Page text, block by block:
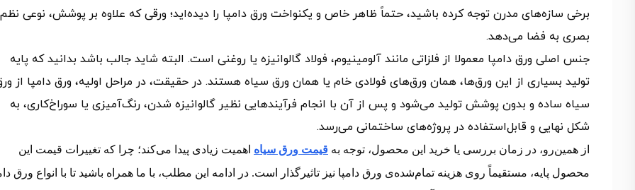
برخی سازه‌های مدرن توجه کرده باشید، حتماً ظاهر خاص و یکنواخت ورق دامپا را دیده‌اید؛ ورقی که علاوه بر پوشش، نوعی نظم
بصری به فضا می‌دهد.
جنس اصلی ورق دامپا معمولا از فلزاتی مانند آلومینیوم، فولاد گالوانیزه یا روغنی است. البته شاید جالب باشد بدانید که پایه
تولید بسیاری از این ورق‌ها، همان ورق‌های فولادی خام یا همان ورق سیاه هستند. در حقیقت، در مراحل اولیه، ورق دامپا از
سیاه ساده و بدون پوشش تولید می‌شود و پس از آن با انجام فرآیندهایی نظیر گالوانیزه شدن، رنگ‌آمیزی یا سوراخ‌کاری، به
شکل نهایی و قابل‌استفاده در پروژه‌های ساختمانی می‌رسد.
از همین‌رو، در زمان بررسی یا خرید این محصول، توجه به قیمت ورق سیاه اهمیت زیادی پیدا می‌کند؛ چرا که تغییرات قیمت این
محصول پایه، مستقیماً روی هزینه تمام‌شده‌ی ورق دامپا نیز تاثیرگذار است. در ادامه این مطلب، با ما همراه باشید تا با انواع ورق